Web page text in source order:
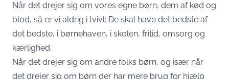
Når det drejer sig om vores egne børn, dem af kød og
blod, så er vi aldrig i tvivl: De skal have det bedste af
det bedste, i børnehaven, i skolen, fritid, omsorg og
kærlighed.
Når det drejer sig om andre folks børn, og især når
det drejer sig om børn der har mere brug for hjælp